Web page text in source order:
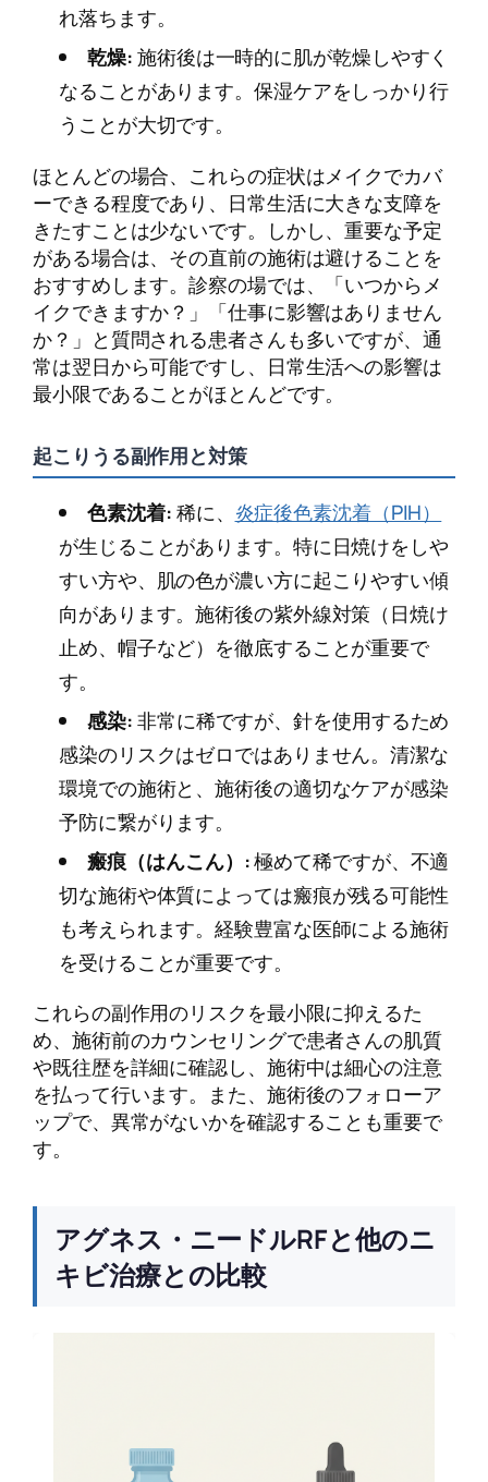
れ落ちます。
乾燥:施術後は一時的に肌が乾燥しやすく
なることがあります。保湿ケアをしっかり行
うことが大切です。
ほとんどの場合、これらの症状はメイクでカバ
ーできる程度であり、日常生活に大きな支障を
きたすことは少ないです。しかし、重要な予定
がある場合は、その直前の施術は避けることを
おすすめします。診察の場では、「いつからメ
イクできますか？」「仕事に影響はありません
か？」と質問される患者さんも多いですが、通
常は翌日から可能ですし、日常生活への影響は
最小限であることがほとんどです。
起こりうる副作用と対策
色素沈着:稀に、 炎症後色素沈着（PIH）
が生じることがあります。特に日焼けをしや
すい方や、肌の色が濃い方に起こりやすい傾
向があります。施術後の紫外線対策（日焼け
止め、帽子など）を徹底することが重要で
す。
感染:非常に稀ですが、針を使用するため
感染のリスクはゼロではありません。清潔な
環境での施術と、施術後の適切なケアが感染
予防に繋がります。
瘢痕（はんこん）:極めて稀ですが、不適
切な施術や体質によっては瘢痕が残る可能性
も考えられます。経験豊富な医師による施術
を受けることが重要です。
これらの副作用のリスクを最小限に抑えるた
め、施術前のカウンセリングで患者さんの肌質
や既往歴を詳細に確認し、施術中は細心の注意
を払って行います。また、施術後のフォローア
ップで、異常がないかを確認することも重要で
す。
アグネス・ニードルRFと他のニ
キビ治療との比較